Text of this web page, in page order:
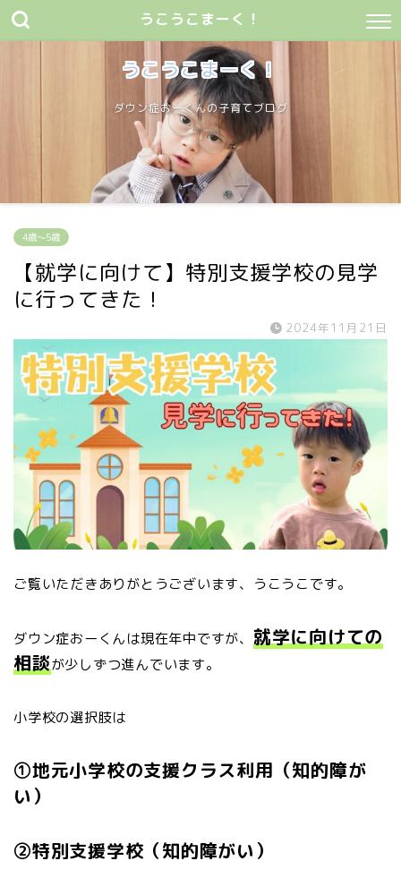
うこうこまーく！
うこうこまーく！
ダウン症おーくんの子育てブログ
4歳〜5歳
【就学に向けて】特別支援学校の見学
に行ってきた！
2024年11月21日
ご覧いただきありがとうございます、うこうこです。
ダウン症おーくんは現在年中ですが、 就学に向けての
相談が少しずつ進んでいます。
小学校の選択肢は
①地元小学校の支援クラス利用（知的障が
い）
②特別支援学校（知的障がい）